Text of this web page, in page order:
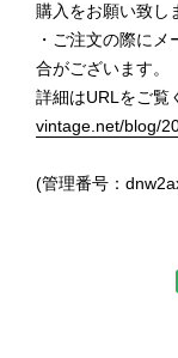
購入をお願い致し
・ご注文の際に
合がございます。
詳細はURLをご覧
vintage.net/blog/
(管理番号：